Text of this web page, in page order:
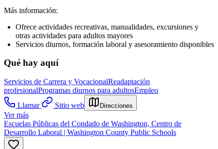
Más información:
Ofrece actividades recreativas, manualidades, excursiones y
otras actividades para adultos mayores
Servicios diurnos, formación laboral y asesoramiento disponibles
Qué hay aquí
Servicios de Carrera y VocacionalReadaptación
profesionalProgramas diurnos para adultosEmpleo
Llamar
Sitio web Direcciones
Ver más
Escuelas Públicas del Condado de Washington, Centro de
Desarrollo Laboral | Washington County Public Schools